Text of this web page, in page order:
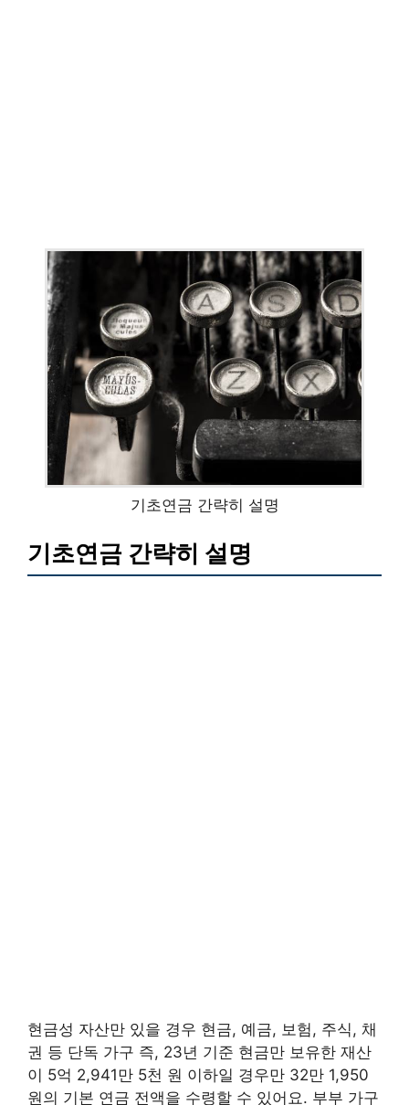
기초연금 간략히 설명
기초연금 간략히 설명
현금성 자산만 있을 경우 현금, 예금, 보험, 주식, 채
권 등 단독 가구 즉, 23년 기준 현금만 보유한 재산
이 5억 2,941만 5천 원 이하일 경우만 32만 1,950
원의 기본 연금 전액을 수령할 수 있어요. 부부 가구